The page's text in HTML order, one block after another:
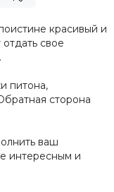
красивый и
свое
питона,
сторона
ваш
интересным и